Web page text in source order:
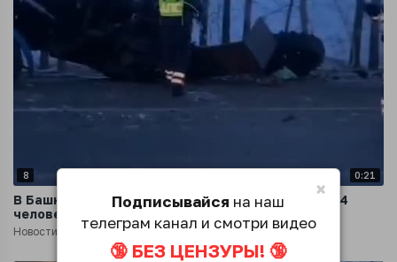
8 0:21
В Башкирии в жутком ДТП с трактором погибло 4
человека
Новости 2 года назад
×
Подписывайся на наш
телеграм канал и смотри видео
🔞 БЕЗ ЦЕНЗУРЫ! 🔞